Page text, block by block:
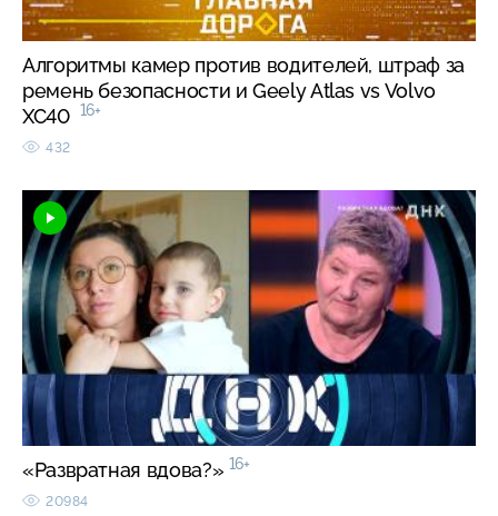
Алгоритмы камер против водителей, штраф за
ремень безопасности и Geely Atlas vs Volvo
XC40 16+
432
«Развратная вдова?» 16+
20984